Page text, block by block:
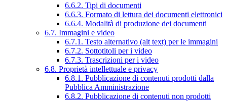
6.6.2. Tipi di documenti
6.6.3. Formato di lettura dei documenti elettronici
6.6.4. Modalità di produzione dei documenti
6.7. Immagini e video
6.7.1. Testo alternativo (alt text) per le immagini
6.7.2. Sottotitoli per i video
6.7.3. Trascrizioni per i video
6.8. Proprietà intellettuale e privacy
6.8.1. Pubblicazione di contenuti prodotti dalla
Pubblica Amministrazione
6.8.2. Pubblicazione di contenuti non prodotti